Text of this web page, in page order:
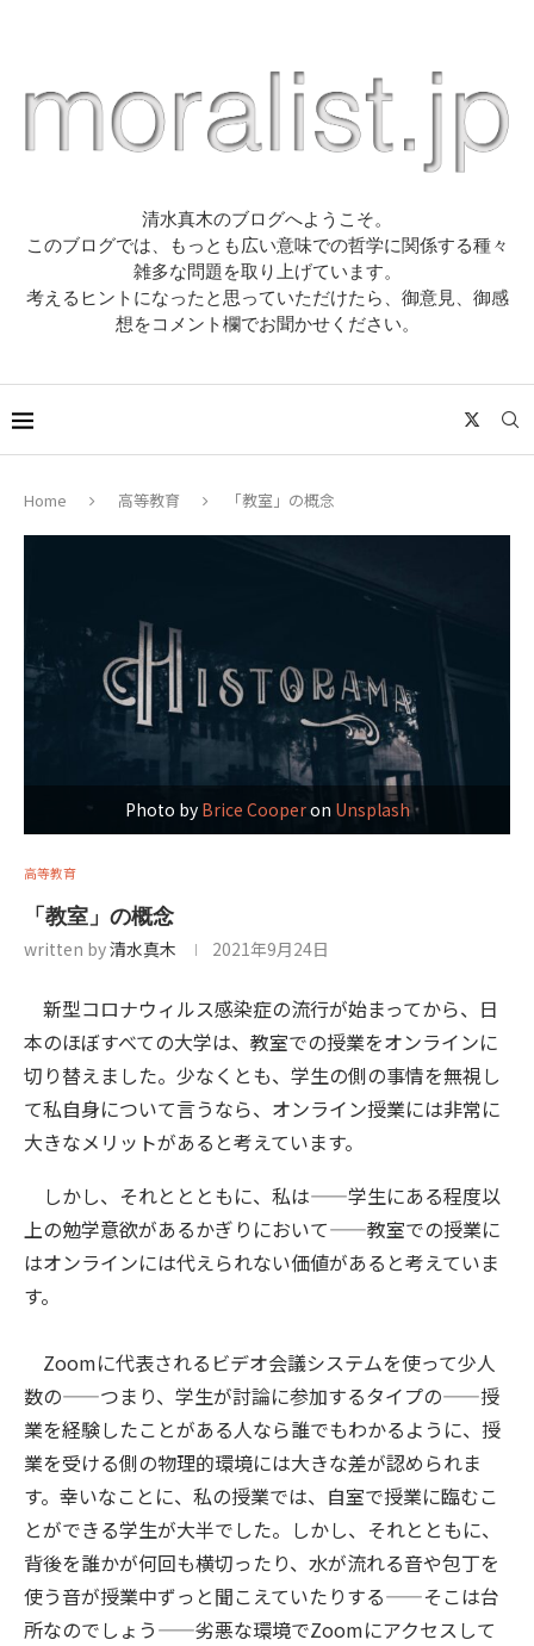
清水真木のブログへようこそ。
このブログでは、もっとも広い意味での哲学に関係する種々
雑多な問題を取り上げています。
考えるヒントになったと思っていただけたら、御意見、御感
想をコメント欄でお聞かせください。
Home 高等教育 「教室」の概念
Photo by Brice Cooperon Unsplash
高等教育
「教室」の概念
written by清水真木 2021年9月24日
新型コロナウィルス感染症の流行が始まってから、日
本のほぼすべての大学は、教室での授業をオンラインに
切り替えました。少なくとも、学生の側の事情を無視し
て私自身について言うなら、オンライン授業には非常に
大きなメリットがあると考えています。
しかし、それととともに、私は——学生にある程度以
上の勉学意欲があるかぎりにおいて——教室での授業に
はオンラインには代えられない価値があると考えていま
す。
Zoomに代表されるビデオ会議システムを使って少人
数の——つまり、学生が討論に参加するタイプの——授
業を経験したことがある人なら誰でもわかるように、授
業を受ける側の物理的環境には大きな差が認められま
す。幸いなことに、私の授業では、自室で授業に臨むこ
とができる学生が大半でした。しかし、それとともに、
背後を誰かが何回も横切ったり、水が流れる音や包丁を
使う音が授業中ずっと聞こえていたりする——そこは台
所なのでしょう——劣悪な環境でZoomにアクセスして